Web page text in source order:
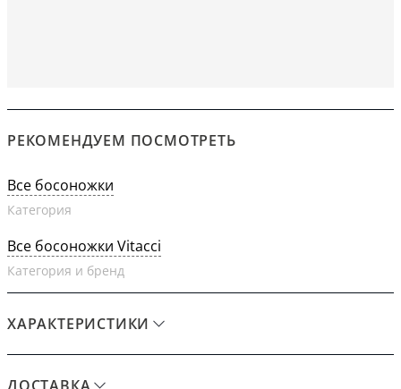
РЕКОМЕНДУЕМ ПОСМОТРЕТЬ
Все босоножки
Категория
Все босоножки Vitacci
Категория и бренд
ХАРАКТЕРИСТИКИ